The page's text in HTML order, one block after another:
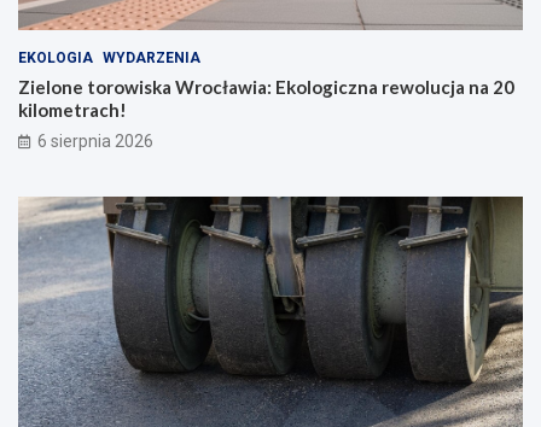
EKOLOGIA WYDARZENIA
Zielone torowiska Wrocławia: Ekologiczna rewolucja na 20
kilometrach!
6 sierpnia 2026